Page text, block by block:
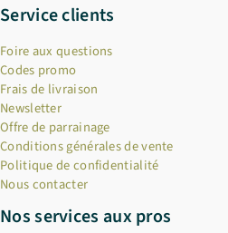
Service clients
Foire aux questions
Codes promo
Frais de livraison
Newsletter
Offre de parrainage
Conditions générales de vente
Politique de confidentialité
Nous contacter
Nos services aux pros